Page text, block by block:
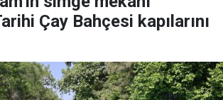
Çay Bahçesi kapılarını